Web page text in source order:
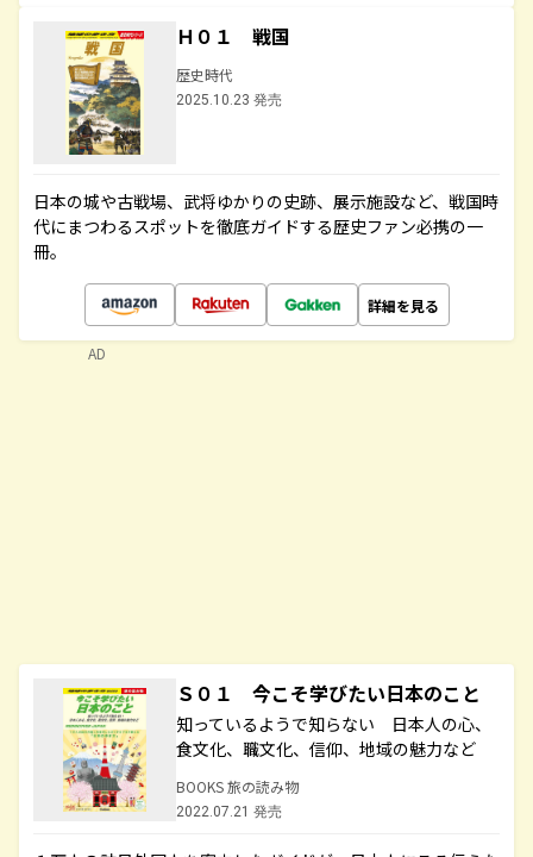
Ｈ０１ 戦国
歴史時代
2025.10.23 発売
日本の城や古戦場、武将ゆかりの史跡、展示施設など、戦国時
代にまつわるスポットを徹底ガイドする歴史ファン必携の一
冊。
詳細を見る
Ｓ０１ 今こそ学びたい日本のこと
知っているようで知らない 日本人の心、
食文化、職文化、信仰、地域の魅力など
BOOKS 旅の読み物
2022.07.21 発売
AD